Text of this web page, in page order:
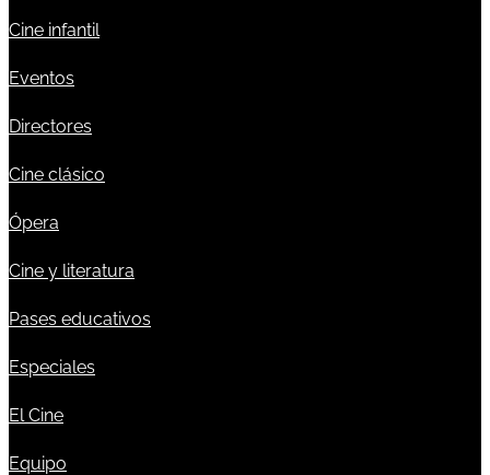
Cine infantil
Eventos
Directores
Cine clásico
Ópera
Cine y literatura
Pases educativos
Especiales
El Cine
Equipo